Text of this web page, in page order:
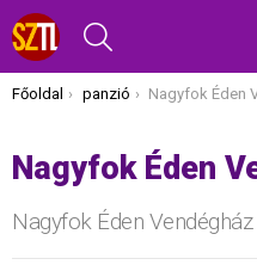
Itt vagy most:
Főoldal panzió Nagyfok Éden Vendégház
Nagyfok Éden
Nagyfok Éden